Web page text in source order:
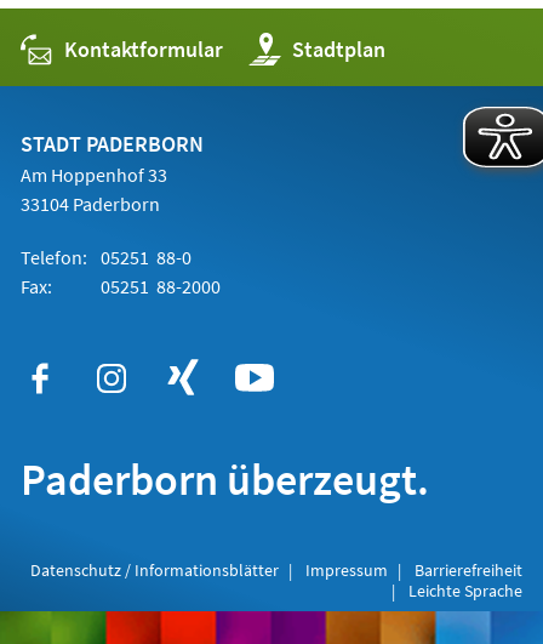
Kontaktformular Stadtplan
(Öffnet
in
einem
STADT PADERBORN
Am Hoppenhof 33
33104 Paderborn
Telefon: 05251 88-0
Fax:
05251 88-2000
Paderborn überzeugt.
Datenschutz / Informationsblätter Impressum
Barrierefreiheit
Leichte Sprache